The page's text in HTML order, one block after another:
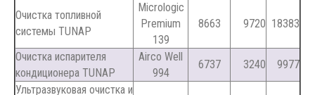
Очистка топливной
системы TUNAP
Micrologic
Premium
139
8663 9720 18383
Очистка испарителя
кондиционера TUNAP
Airco Well
994
6737 3240
9977
Ультразвуковая очистка и